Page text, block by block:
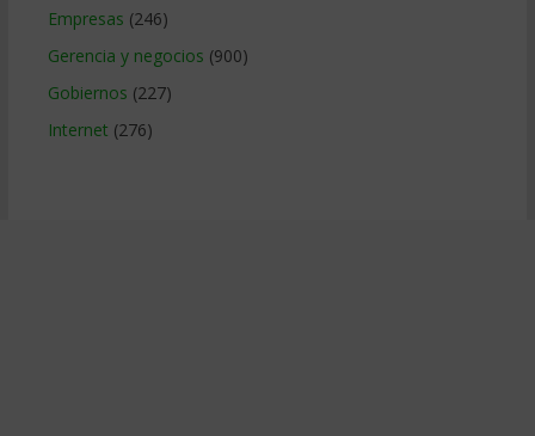
Empresas (246)
Gerencia y negocios (900)
Gobiernos (227)
Internet (276)